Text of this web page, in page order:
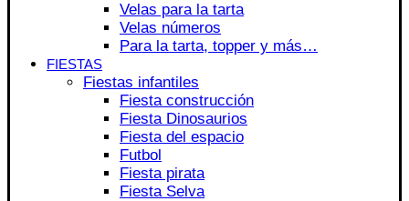
Velas para la tarta
Velas números
Para la tarta, topper y más…
FIESTAS
Fiestas infantiles
Fiesta construcción
Fiesta Dinosaurios
Fiesta del espacio
Futbol
Fiesta pirata
Fiesta Selva